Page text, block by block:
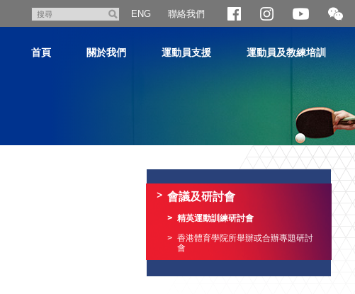
尋
ENG 聯絡我們
開
合
首頁 關於我們 運動員支援 運動員及教練培訓
會議及研討會
精英運動訓練研討會
香港體育學院所舉辦或合辦專題研討
會